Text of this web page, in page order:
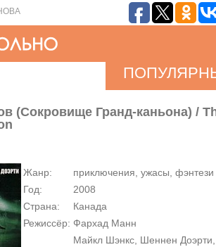
(Сокровище Гранд-каньона) /
Жанр:
приключения, ужасы, фэнтези
Год:
2008
Страна:
Канада
Режиссёр: Фархад Манн
Майкл Шэнкс, Шеннен